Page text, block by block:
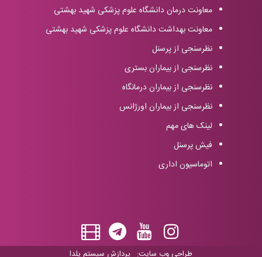
معاونت درمان دانشگاه علوم پزشکی شهید بهشتی
معاونت بهداشت دانشگاه علوم پزشکی شهید بهشتی
نظرسنجی از پرسنل
نظرسنجی از بیماران بستری
نظرسنجی از بیماران درمانگاه
نظرسنجی از بیماران اورژانس
لینک های مهم
فیش پرسنل
اتوماسیون اداری
طراحی وب سایت: پردازش سیستم یلدا